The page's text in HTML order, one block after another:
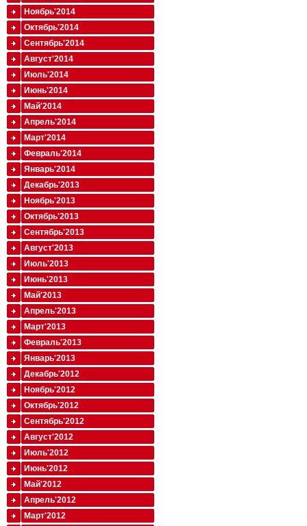
Ноябрь'2014
Октябрь'2014
Сентябрь'2014
Август'2014
Июль'2014
Июнь'2014
Май'2014
Апрель'2014
Март'2014
Февраль'2014
Январь'2014
Декабрь'2013
Ноябрь'2013
Октябрь'2013
Сентябрь'2013
Август'2013
Июль'2013
Июнь'2013
Май'2013
Апрель'2013
Март'2013
Февраль'2013
Январь'2013
Декабрь'2012
Ноябрь'2012
Октябрь'2012
Сентябрь'2012
Август'2012
Июль'2012
Июнь'2012
Май'2012
Апрель'2012
Март'2012